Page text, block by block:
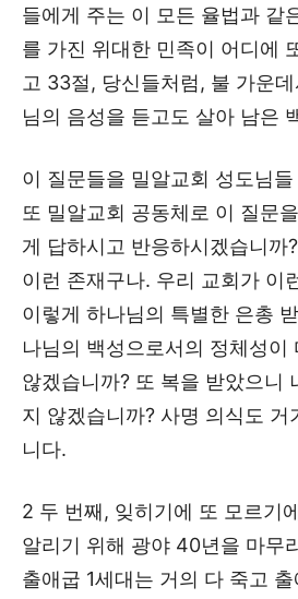
들에게 주는 이 모든 율법과 같
를 가진 위대한 민족이 어디에
고 33절, 당신들처럼, 불 가운
님의 음성을 듣고도 살아 남은
이 질문들을 밀알교회 성도님
또 밀알교회 공동체로 이 질문
게 답하시고 반응하시겠습니까
이런 존재구나. 우리 교회가 이
이렇게 하나님의 특별한 은총
나님의 백성으로서의 정체성이
않겠습니까? 또 복을 받았으니
지 않겠습니까? 사명 의식도 거
니다.
2 두 번째, 잊히기에 또 모르기
알리기 위해 광야 40년을 마무
출애굽 1세대는 거의 다 죽고